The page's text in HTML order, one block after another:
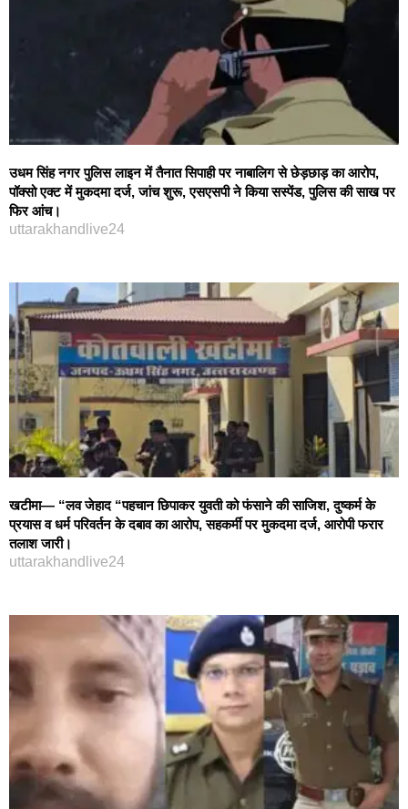
उधम सिंह नगर पुलिस लाइन में तैनात सिपाही पर नाबालिग से छेड़छाड़ का आरोप,
पॉक्सो एक्ट में मुकदमा दर्ज, जांच शुरू, एसएसपी ने किया सस्‍पेंड, पुलिस की साख पर
फिर आंच।
uttarakhandlive24
खटीमा— “लव जेहाद “पहचान छिपाकर युवती को फंसाने की साजिश, दुष्कर्म के
प्रयास व धर्म परिवर्तन के दबाव का आरोप, सहकर्मी पर मुकदमा दर्ज, आरोपी फरार
तलाश जारी।
uttarakhandlive24